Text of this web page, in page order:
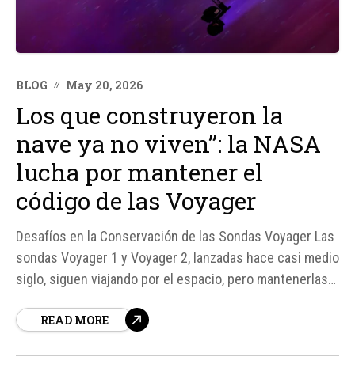
BLOG May 20, 2026
Los que construyeron la
nave ya no viven”: la NASA
lucha por mantener el
código de las Voyager
Desafíos en la Conservación de las Sondas Voyager Las
sondas Voyager 1 y Voyager 2, lanzadas hace casi medio
siglo, siguen viajando por el espacio, pero mantenerlas
"arqueología tecnológica". Según fuentes de la NASA,
READ MORE